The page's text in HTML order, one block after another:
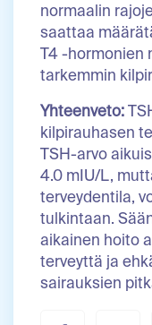
normaalin
saattaa
T4 -
tarkemmin
Yhteenveto:
kilpirauhasen
TSH-arvo
4.0 mIU/L,
terveydentila,
tulkintaan.
aikainen hoito
terveyttä ja
sairauksien